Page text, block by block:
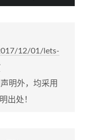
12/01/lets-
明外，均采用
出处！